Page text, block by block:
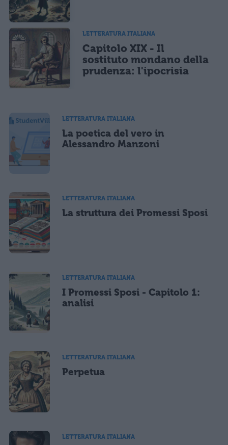
LETTERATURA ITALIANA
Capitolo XIX - Il
sostituto mondano della
prudenza: l'ipocrisia
LETTERATURA ITALIANA
La poetica del vero in
Alessandro Manzoni
LETTERATURA ITALIANA
La struttura dei Promessi Sposi
LETTERATURA ITALIANA
I Promessi Sposi - Capitolo 1:
analisi
LETTERATURA ITALIANA
Perpetua
LETTERATURA ITALIANA